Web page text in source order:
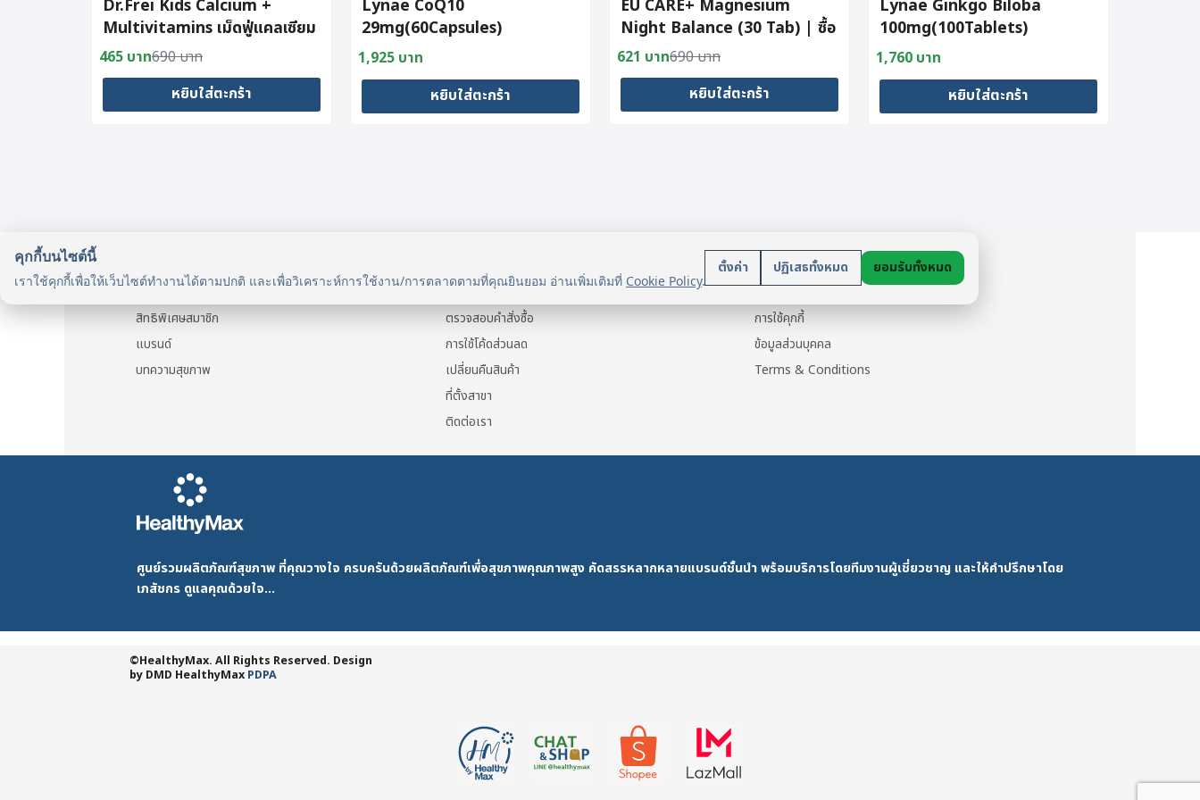
Dr.Frei Kids Calcium +
Multivitamins เม็ดฟู่แคลเซียม
ผสมวิตามินรวม 13 ชนิดสำหรับ
เด็ก
690บาท
Original
price
was:
465 บาท
Current
price
is:
หยิบใส่ตะกร้า
Lynae CoQ10
29mg(60Capsules)
1,925 บาท
หยิบใส่ตะกร้า
EU CARE+ Magnesium
Night Balance (30 Tab) | ซื้อ
1 แถม 1690บาท
Original
price
was:
621 บาท
Current
price
is:
หยิบใส่ตะกร้า
Lynae Ginkgo Biloba
100mg(100Tablets)
1,760 บาท
หยิบใส่ตะกร้า
คุกกี้บนไซต์นี้
เราใช้คุกกี้เพื่อให้เว็บไซต์ทำงานได้ตามปกติ และเพื่อวิเคราะห์การใช้งาน/การตลาดตามที่คุณยินยอม อ่านเพิ่มเติมที่ Cookie Policy.
ตั้งค่า ปฏิเสธทั้งหมด ยอมรับทั้งหมด
สิทธิพิเศษสมาชิก
แบรนด์
บทความสุขภาพ
แจ้งการชำระเงิน
ตรวจสอบคำสั่งซื้อ
การใช้โค้ดส่วนลด
เปลี่ยนคืนสินค้า
ที่ตั้งสาขา
ติดต่อเรา
นโยบาย
การใช้คุกกี้
ข้อมูลส่วนบุคคล
Terms & Conditions
ศูนย์รวมผลิตภัณฑ์สุขภาพ ที่คุณวางใจ ครบครันด้วยผลิตภัณฑ์เพื่อสุขภาพคุณภาพสูง คัดสรรหลากหลายแบรนด์ชั้นนำ พร้อมบริการโดยทีมงานผู้เชี่ยวชาญ และให้คำปรึกษาโดย
เภสัชกร ดูแลคุณด้วยใจ...
©HealthyMax. All Rights Reserved. Design
by DMD HealthyMax PDPA